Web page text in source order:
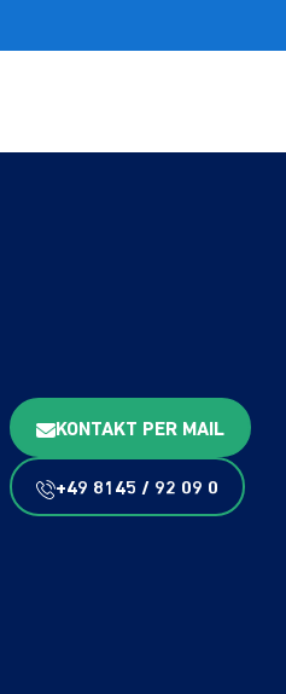
KONTAKT PER MAIL
+49 8145 / 92 09 0